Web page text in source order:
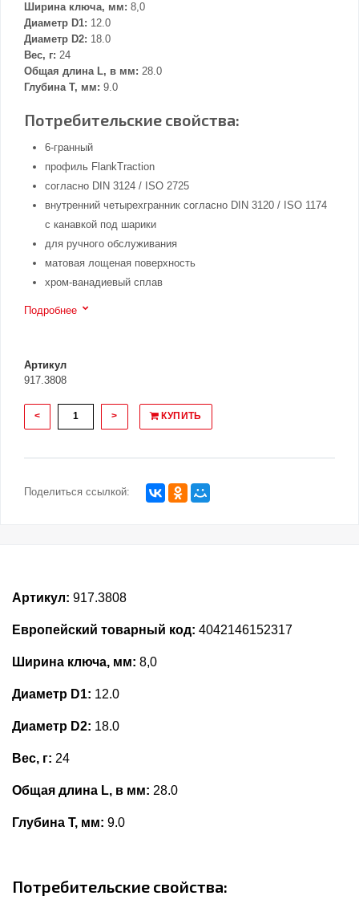
Ширина ключа, мм: 8,0
Диаметр D1: 12.0
Диаметр D2: 18.0
Вес, г: 24
Общая длина L, в мм: 28.0
Глубина Т, мм: 9.0
Потребительские свойства:
6-гранный
профиль FlankTraction
согласно DIN 3124 / ISO 2725
внутренний четырехгранник согласно DIN 3120 / ISO 1174
с канавкой под шарики
для ручного обслуживания
матовая лощеная поверхность
хром-ванадиевый сплав
Подробнее
Артикул
917.3808
< > КУПИТЬ
Поделиться ссылкой:
Артикул: 917.3808
Европейский товарный код: 4042146152317
Ширина ключа, мм: 8,0
Диаметр D1: 12.0
Диаметр D2: 18.0
Вес, г: 24
Общая длина L, в мм: 28.0
Глубина Т, мм: 9.0
Потребительские свойства: